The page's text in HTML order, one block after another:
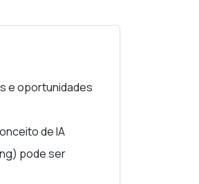
e oportunidades
de IA
pode ser